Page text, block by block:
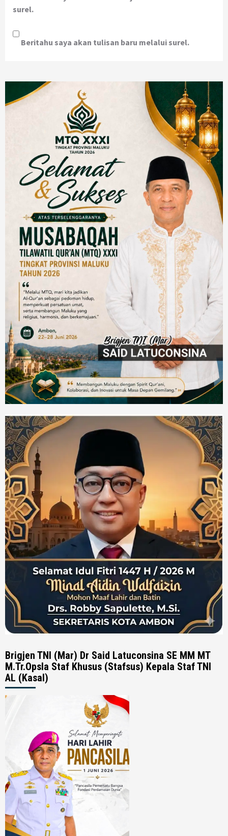
surel.
Beritahu saya akan tulisan baru melalui surel.
Brigjen TNI (Mar) Dr Said Latuconsina SE MM MT
M.Tr.Opsla Staf Khusus (Stafsus) Kepala Staf TNI
AL (Kasal)